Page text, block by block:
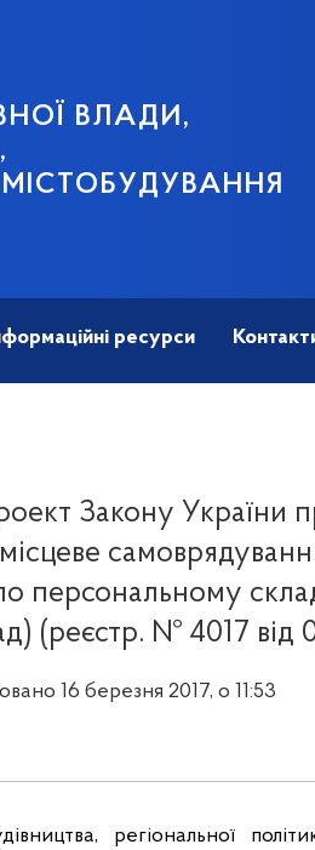
ВЛАДИ,
ресурси
Закону України
персональному
(реєстр. № 4017 від
16 березня 2017, о 11:53
регіональної